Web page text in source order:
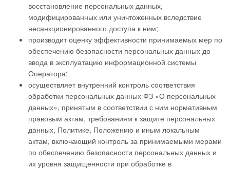
восстановление персональных данных,
модифицированных или уничтоженных вследствие
несанкционированного доступа к ним;
производит оценку эффективности принимаемых мер по
обеспечению безопасности персональных данных до
ввода в эксплуатацию информационной системы
Оператора;
осуществляет внутренний контроль соответствия
обработки персональных данных ФЗ «О персональных
данных», принятым в соответствии с ним нормативным
правовым актам, требованиям к защите персональных
данных, Политике, Положению и иным локальным
актам, включающий контроль за принимаемыми мерами
по обеспечению безопасности персональных данных и
их уровня защищенности при обработке в